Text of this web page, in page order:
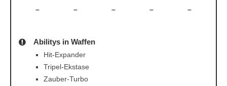
– – – – –
Abilitys in Waffen
Hit-Expander
Tripel-Ekstase
Zauber-Turbo